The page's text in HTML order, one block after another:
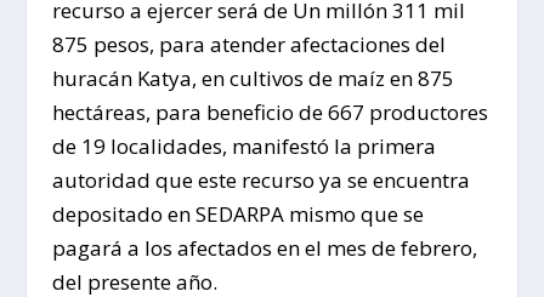
recurso a ejercer será de Un millón 311 mil
875 pesos, para atender afectaciones del
huracán Katya, en cultivos de maíz en 875
hectáreas, para beneficio de 667 productores
de 19 localidades, manifestó la primera
autoridad que este recurso ya se encuentra
depositado en SEDARPA mismo que se
pagará a los afectados en el mes de febrero,
del presente año.